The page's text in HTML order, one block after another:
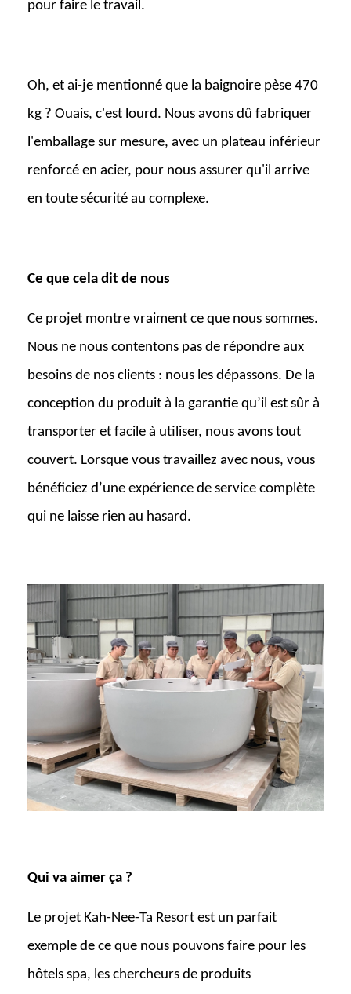
pour faire le travail.
Oh, et ai-je mentionné que la baignoire pèse 470
kg ? Ouais, c'est lourd. Nous avons dû fabriquer
l'emballage sur mesure, avec un plateau inférieur
renforcé en acier, pour nous assurer qu'il arrive
en toute sécurité au complexe.
Ce que cela dit de nous
Ce projet montre vraiment ce que nous sommes.
Nous ne nous contentons pas de répondre aux
besoins de nos clients : nous les dépassons. De la
conception du produit à la garantie qu’il est sûr à
transporter et facile à utiliser, nous avons tout
couvert. Lorsque vous travaillez avec nous, vous
bénéficiez d’une expérience de service complète
qui ne laisse rien au hasard.
Qui va aimer ça ?
Le projet Kah-Nee-Ta Resort est un parfait
exemple de ce que nous pouvons faire pour les
hôtels spa, les chercheurs de produits